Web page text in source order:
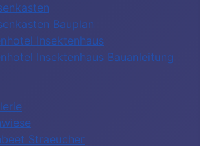
Bauplan
Insektenhaus
Insektenhaus Bauanleitung
Straeucher